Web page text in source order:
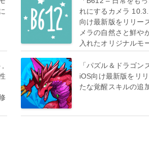
れにするカメラ
向け最新版をリリー
メラの自然さと鮮や
入れたオリジナルモ
など
「パズル＆ドラゴン
iOS向け最新版をリ
たな覚醒スキルの追